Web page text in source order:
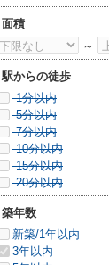
面積
～
駅からの徒歩
1分以内
5分以内
7分以内
10分以内
15分以内
20分以内
築年数
新築/1年以内
3年以内